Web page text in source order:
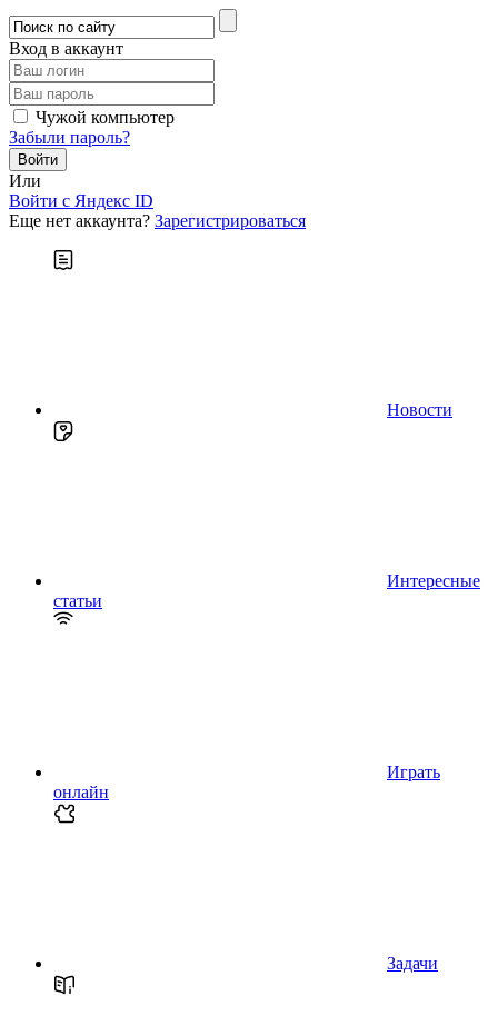
Вход в аккаунт
Чужой компьютер
Забыли пароль?
Или
Войти c Яндекс ID
Еще нет аккаунта? Зарегистрироваться
Новости
Интересные
статьи
Играть
онлайн
Задачи